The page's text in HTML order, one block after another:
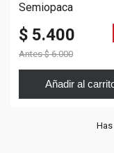
Semiopaca
$ 5.400
Antes $ 6.000
Añadir al